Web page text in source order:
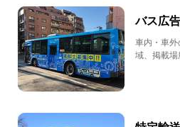
バス広
車内・車
域、掲載場